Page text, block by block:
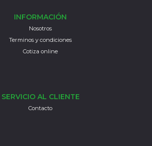
INFORMACIÓN
Nosotros
Terminos y condiciones
Cotiza online
SERVICIO AL CLIENTE
Contacto